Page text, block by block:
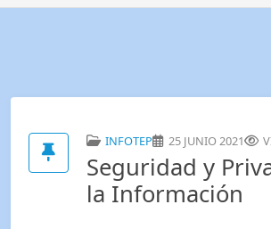
INFOTEP 25 JUNIO 2021
Seguridad y
la Información